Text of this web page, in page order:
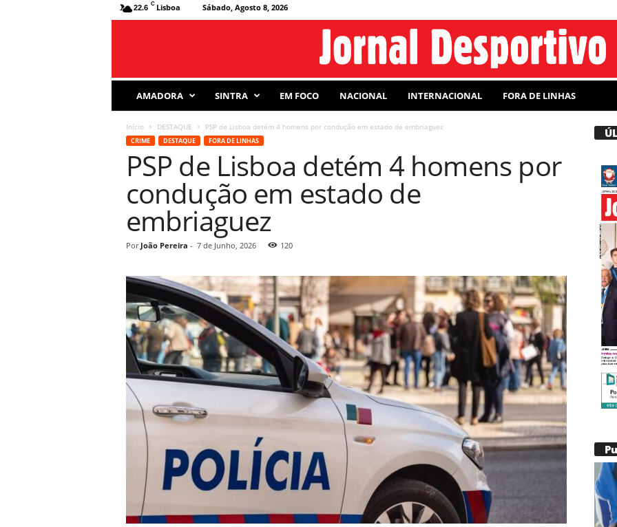
22.6 C Lisboa Sábado, Agosto 8, 2026
r
AMADORA SINTRA EM FOCO NACIONAL INTERNACIONAL FORA DE LINHAS
Início DESTAQUE PSP de Lisboa detém 4 homens por condução em estado de embriaguez
CRIME DESTAQUE FORA DE LINHAS
PSP de Lisboa detém 4 homens por
condução em estado de
embriaguez
Por João Pereira - 7 de Junho, 2026 120